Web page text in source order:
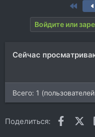
First
Войдите или
Сейчас
Всего: 1
Поделиться: X